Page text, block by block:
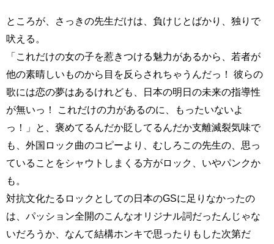
ところが、さっきの先生だけは、負けじとばかり、独りで
吠える。
「これだけの女の子を惹きつける魅力があるから、若者が
他の素晴しいものから目を反らされちゃうんだっ！ 彼らの
歌には恋の夢はあるけれども、日本の明日の未来の指導性
が無いっ！ これだけの力があるのに、もったいないよ
っ！」と、褒めてるんだか貶してるんだか支離滅裂気味で
も、外国ロック曲のコピーより、むしろこの先生の、思っ
ていることをシャウトしまくる方がロック、いやパンクか
も。
対抗文化たるロックとしての日本のGSに足りなかったの
は、パッション全開のこんなオリジナル詞だったんじゃな
いだろうか、なんて結構ホンキで思ったりもした次第だ